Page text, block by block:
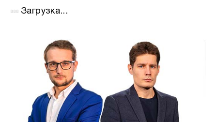
Загрузка...